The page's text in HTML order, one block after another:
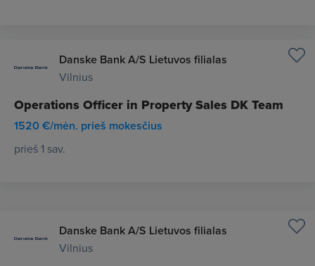
Danske Bank A/S Lietuvos filialas
Vilnius
Operations Officer in Property Sales DK Team
1520 €/mėn. prieš mokesčius
prieš 1 sav.
Danske Bank A/S Lietuvos filialas
Vilnius